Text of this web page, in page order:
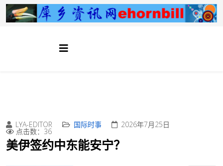
LYA-EDITOR 国际时事 2026年7月25日
点击数：36
美伊签约中东能安宁？